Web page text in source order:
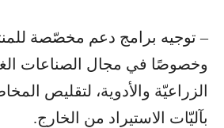
– توجيه برامج دعم مخصّصة
وخصوصًا في مجال الصناعات
الزراعيّة والأدوية، لتقليص
بآليّات الاستيراد من الخارج.